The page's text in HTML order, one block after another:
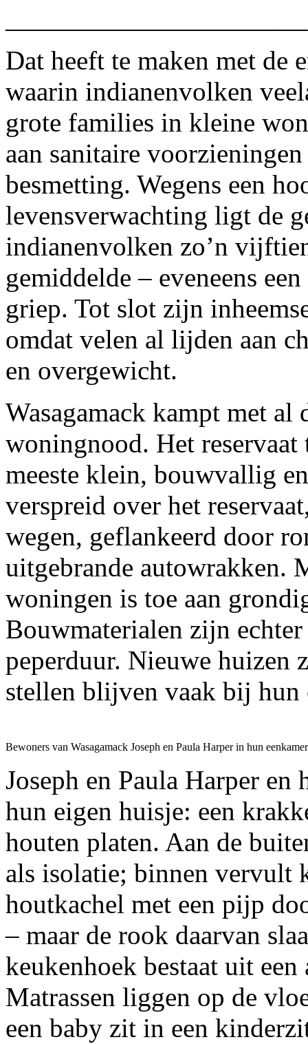
Dat heeft te maken met de
waarin indianenvolken
grote families in kleine
aan sanitaire
besmetting. Wegens een
levensverwachting ligt de
indianenvolken zo’n
gemiddelde – eveneens
griep. Tot slot zijn
omdat velen al lijden aan
en overgewicht.
Wasagamack kampt met
woningnood. Het
meeste klein, bouwvallig
verspreid over het
wegen, geflankeerd door
uitgebrande autowrakken.
woningen is toe aan
Bouwmaterialen zijn
peperduur. Nieuwe huizen
stellen blijven vaak bij hun
Bewoners van Wasagamack Joseph en Paula Harper in hun
Joseph en Paula Harper
hun eigen huisje: een
houten platen. Aan de
als isolatie; binnen vervult
houtkachel met een pijp
– maar de rook daarvan
keukenhoek bestaat uit
Matrassen liggen op de
een baby zit in een